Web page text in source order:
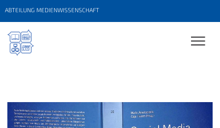
ABTEILUNG MEDIENWISSENSCHAFT